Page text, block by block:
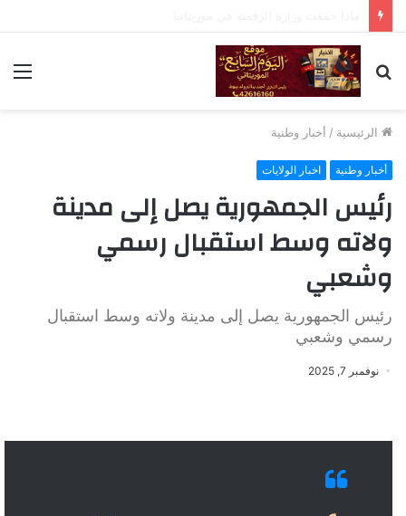
بحث
عن
الرئيسية / أخبار وطنية
أخبار وطنية اخبار الولايات
رئيس الجمهورية يصل إلى مدينة
ولاته وسط استقبال رسمي
وشعبي
رئيس الجمهورية يصل إلى مدينة ولاته وسط استقبال
رسمي وشعبي
نوفمبر 7, 2025